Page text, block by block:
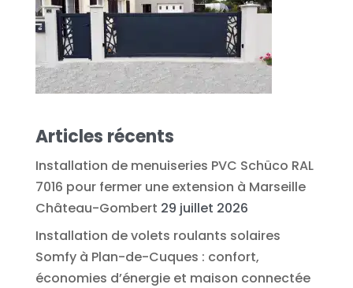
Articles récents
Installation de menuiseries PVC Schüco RAL
7016 pour fermer une extension à Marseille
Château-Gombert 29 juillet 2026
Installation de volets roulants solaires
Somfy à Plan-de-Cuques : confort,
économies d’énergie et maison connectée